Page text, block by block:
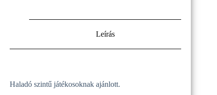
Leírás
Haladó szintű játékosoknak ajánlott.